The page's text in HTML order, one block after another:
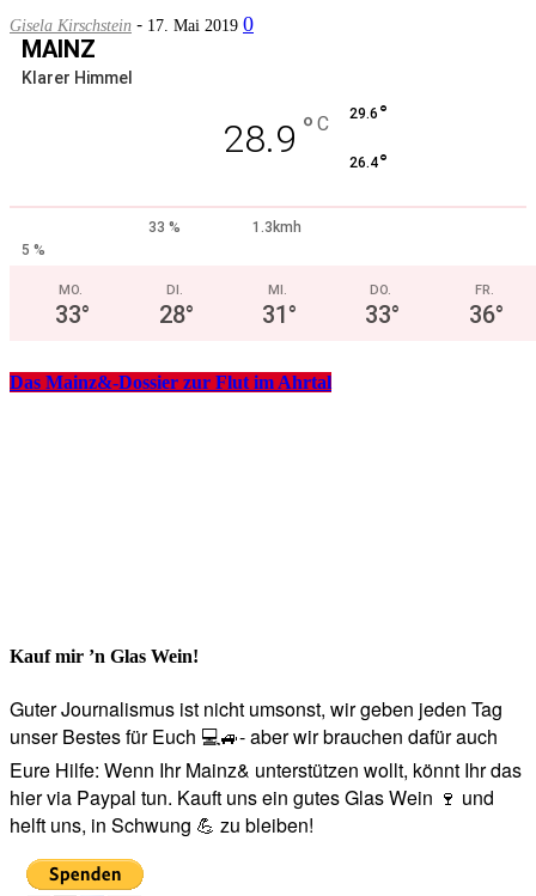
Gisela Kirschstein - 17. Mai 2019 0
MAINZ
Klarer Himmel
28.9 ° C 29.6 °
26.4°
33 %
1.3kmh
5 %
MO.
33°
DI.
28°
MI.
31°
DO.
33°
FR.
36°
Das Mainz&-Dossier zur Flut im Ahrtal
Kauf mir ’n Glas Wein!
Guter Journalismus ist nicht umsonst, wir geben jeden Tag
unser Bestes für Euch 💻🚙- aber wir brauchen dafür auch
Eure Hilfe: Wenn Ihr Mainz& unterstützen wollt, könnt Ihr das
hier via Paypal tun. Kauft uns ein gutes Glas Wein 🍷 und
helft uns, in Schwung 💪 zu bleiben!